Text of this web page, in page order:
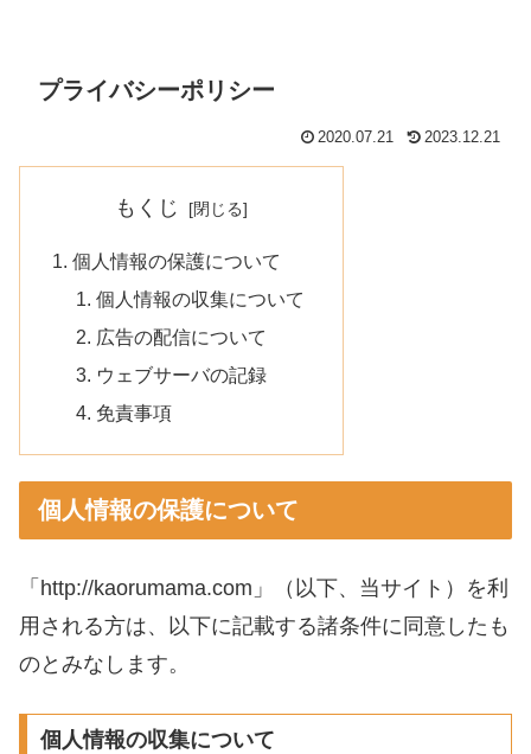
プライバシーポリシー
2020.07.21 2023.12.21
もくじ
個人情報の保護について
個人情報の収集について
広告の配信について
ウェブサーバの記録
免責事項
個人情報の保護について
「http://kaorumama.com」（以下、当サイト）を利
用される方は、以下に記載する諸条件に同意したも
のとみなします。
個人情報の収集について